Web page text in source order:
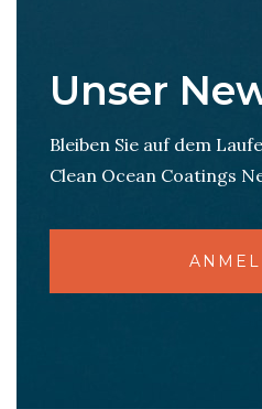
Unser
Bleiben Sie auf dem
Clean Ocean Coatings